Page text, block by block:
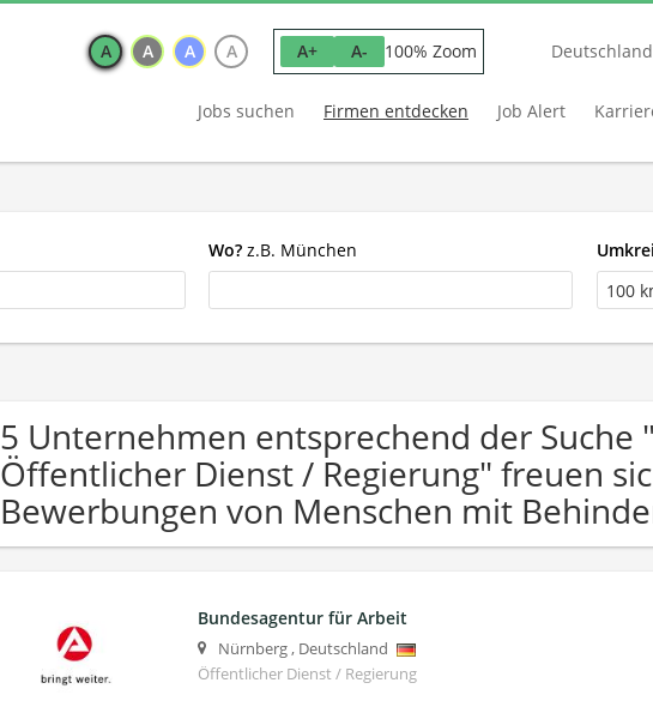
A A A A A+ A- 100% Zoom Deutschland
Jobs suchen Firmen entdecken Job Alert
Wo? z.B. München
100
5 Unternehmen entsprechend der Suche
Öffentlicher Dienst / Regierung" freuen
Bewerbungen von Menschen mit
Bundesagentur für Arbeit
Nürnberg, Deutschland
Öffentlicher Dienst / Regierung